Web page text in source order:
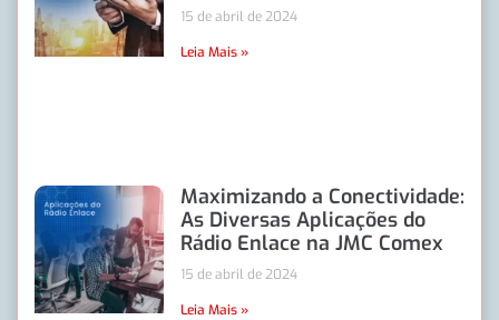
15 de abril de 2024
Leia Mais »
Maximizando a Conectividade:
As Diversas Aplicações do
Rádio Enlace na JMC Comex
15 de abril de 2024
Leia Mais »